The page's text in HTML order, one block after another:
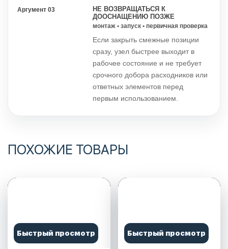
Аргумент 03
НЕ ВОЗВРАЩАТЬСЯ К
ДООСНАЩЕНИЮ ПОЗЖЕ
монтаж • запуск • первичная проверка
Если закрыть смежные позиции
сразу, узел быстрее выходит в
рабочее состояние и не требует
срочного добора расходников или
ответных элементов перед
первым использованием.
ПОХОЖИЕ ТОВАРЫ
Быстрый просмотр Быстрый просмотр